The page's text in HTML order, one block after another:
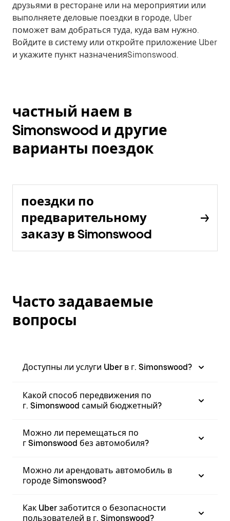
друзьями в ресторане или на мероприятии или
выполняете деловые поездки в городе, Uber
поможет вам добраться туда, куда вам нужно.
Войдите в систему или откройте приложение Uber
и укажите пункт назначенияSimonswood.
частный наем в
Simonswood и другие
варианты поездок
поездки по
предварительному
заказу в Simonswood
Часто задаваемые
вопросы
Доступны ли услуги Uber в г. Simonswood?
Какой способ передвижения по
г. Simonswood самый бюджетный?
Можно ли перемещаться по
г Simonswood без автомобиля?
Можно ли арендовать автомобиль в
городе Simonswood?
Как Uber заботится о безопасности
пользователей в г. Simonswood?